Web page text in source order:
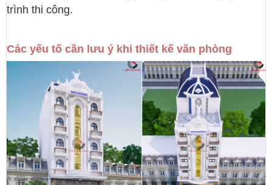
trình thi công.
Các yếu tố cần lưu ý khi thiết kế văn phòng